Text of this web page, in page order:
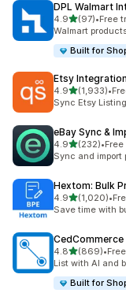
DPL Walmart
4.9เต็ม 5 ดาว
(97)
ทั้งหมด 97 รีวิว
•Free
Walmart
Built for
Etsy
4.9เต็ม 5 ดาว
(1,933)
ทั้งหมด 1933 รีวิว
•
Sync Etsy
eBay Sync &
4.9เต็ม 5 ดาว
(232)
ทั้งหมด 232 รีวิว
•
Sync and import
Hextom: Bulk
4.9เต็ม 5 ดาว
(1,020)
ทั้งหมด 1020 รีวิว
•
Save time with
4.8เต็ม 5 ดาว
(869)
ทั้งหมด 869 รีวิว
•
List with AI and
Built for